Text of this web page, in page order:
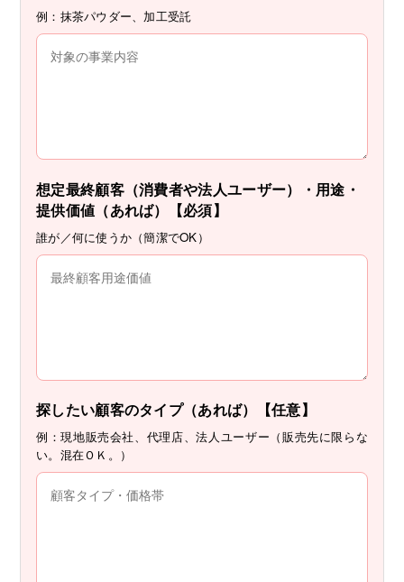
例：抹茶パウダー、加工受託
想定最終顧客（消費者や法人ユーザー）・用途・
提供価値（あれば）【必須】
誰が／何に使うか（簡潔でOK）
探したい顧客のタイプ（あれば）【任意】
例：現地販売会社、代理店、法人ユーザー（販売先に限らな
い。混在ＯＫ。）